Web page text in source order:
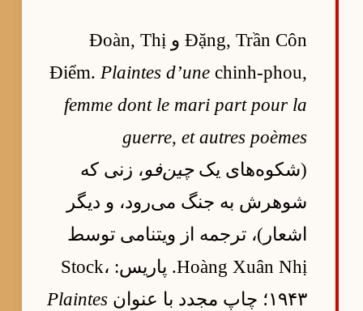
Đặng, Trần Côn و Đoàn, Thị
Điểm.Plaintes d’une chinh-phou,
femme dont le mari part pour la
guerre, et autres poèmes
(شکوه‌های یکچین‌فو، زنی که
شوهرش به جنگ می‌رود، و دیگر
اشعار)، ترجمه از ویتنامی توسط
Hoàng Xuân Nhị. پاریس: Stock،
۱۹۴۳؛ چاپ مجدد با عنوان
Plaintes